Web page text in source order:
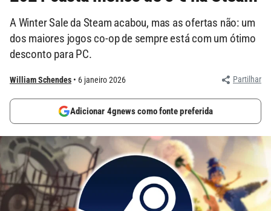
A Winter Sale da Steam acabou, mas as ofertas não: um
dos maiores jogos co-op de sempre está com um ótimo
desconto para PC.
William Schendes 6 janeiro 2026 Partilhar
Adicionar 4gnews como fonte preferida